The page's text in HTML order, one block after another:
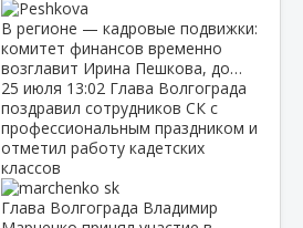
В регионе — кадровые подвижки:
комитет финансов временно
возглавит Ирина Пешкова, до…
25 июля 13:02 Глава Волгограда
поздравил сотрудников СК с
профессиональным праздником и
отметил работу кадетских
классов
Глава Волгограда Владимир